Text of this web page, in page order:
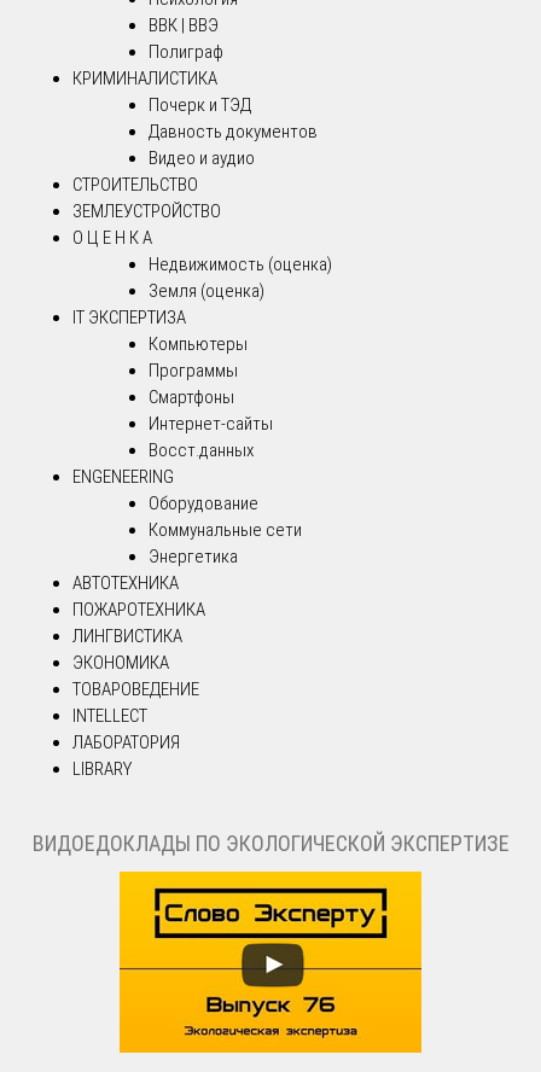
ВВК | ВВЭ
Полиграф
КРИМИНАЛИСТИКА
Почерк и ТЭД
Давность документов
Видео и аудио
СТРОИТЕЛЬСТВО
ЗЕМЛЕУСТРОЙСТВО
О Ц Е Н К А
Недвижимость (оценка)
Земля (оценка)
IT ЭКСПЕРТИЗА
Компьютеры
Программы
Смартфоны
Интернет-сайты
Восст.данных
ENGENEERING
Оборудование
Коммунальные сети
Энергетика
АВТОТЕХНИКА
ПОЖАРОТЕХНИКА
ЛИНГВИСТИКА
ЭКОНОМИКА
ТОВАРОВЕДЕНИЕ
INTELLECT
ЛАБОРАТОРИЯ
LIBRARY
ВИДОЕДОКЛАДЫ ПО ЭКОЛОГИЧЕСКОЙ ЭКСПЕРТИЗЕ